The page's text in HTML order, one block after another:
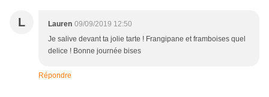
L Lauren 09/09/2019 12:50
Je salive devant ta jolie tarte ! Frangipane et framboises quel
delice ! Bonne journée bises
Répondre